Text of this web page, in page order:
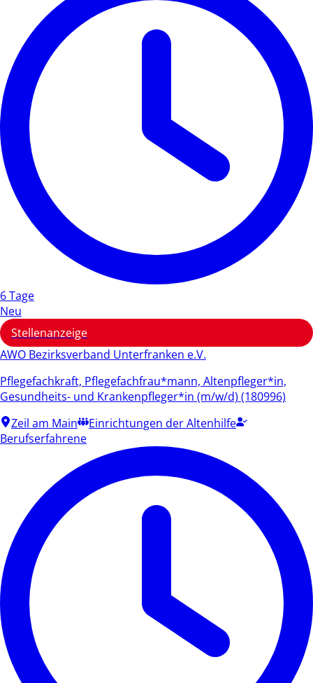
6 Tage
Neu
Stellenanzeige
AWO Bezirksverband Unterfranken e.V.
Pflegefachkraft, Pflegefachfrau*mann, Altenpfleger*in,
Gesundheits- und Krankenpfleger*in (m/w/d) (180996)
Zeil am Main
Einrichtungen der Altenhilfe
Berufserfahrene